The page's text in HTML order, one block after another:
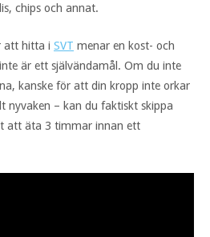
chips och annat.
att hitta i SVT menar en kost- och
är ett självändamål. Om du inte
kanske för att din kropp inte orkar
nyvaken – kan du faktiskt skippa
att äta 3 timmar innan ett